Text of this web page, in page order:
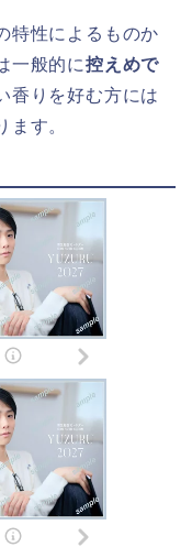
特性によるものか
一般的に控えめで
香りを好む方には
ます。